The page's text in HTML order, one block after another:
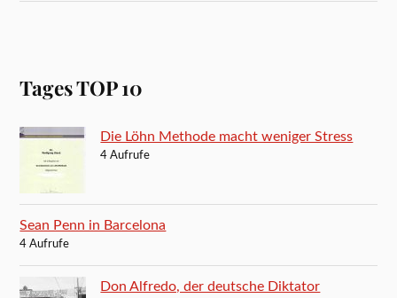
Tages TOP 10
Die Löhn Methode macht weniger Stress
4 Aufrufe
Sean Penn in Barcelona
4 Aufrufe
Don Alfredo, der deutsche Diktator